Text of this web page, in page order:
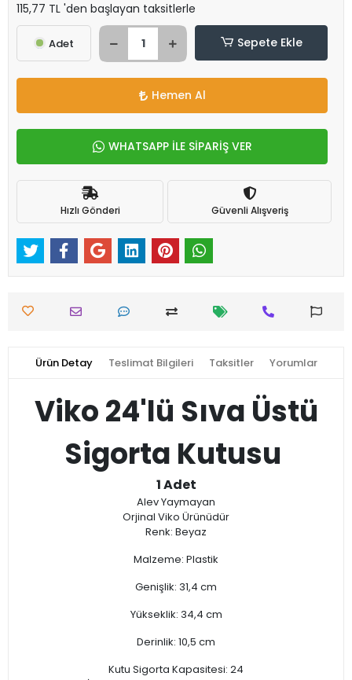
115,77 TL 'den başlayan taksitlerle
Adet Sepete Ekle
Hemen Al
WHATSAPP İLE SİPARİŞ VER
Hızlı Gönderi Güvenli Alışveriş
Ürün Detay Teslimat Bilgileri Taksitler Yorumlar
Viko 24'lü Sıva Üstü
Sigorta Kutusu
1 Adet
Alev Yaymayan
Orjinal Viko Ürünüdür
Renk: Beyaz
Malzeme: Plastik
Genişlik: 31,4 cm
Yükseklik: 34,4 cm
Derinlik: 10,5 cm
Kutu Sigorta Kapasitesi: 24